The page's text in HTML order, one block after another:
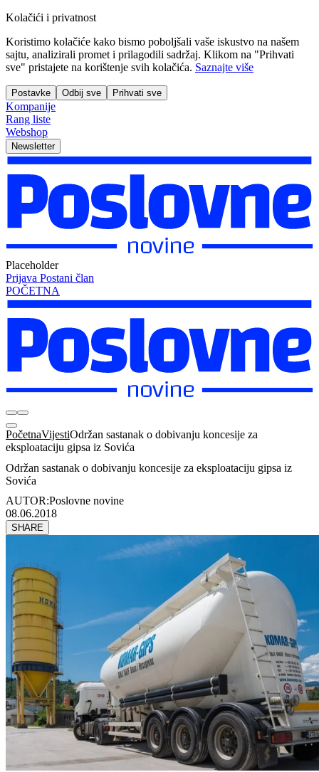
Kolačići i privatnost
Koristimo kolačiće kako bismo poboljšali vaše iskustvo na našem
sajtu, analizirali promet i prilagodili sadržaj. Klikom na "Prihvati
sve" pristajete na korištenje svih kolačića. Saznajte više
Postavke Odbij sve Prihvati sve
Kompanije
Rang liste
Webshop
Newsletter
Placeholder
Prijava Postani član
POČETNA
PočetnaVijestiOdržan sastanak o dobivanju koncesije za
eksploataciju gipsa iz Sovića
Održan sastanak o dobivanju koncesije za eksploataciju gipsa iz
Sovića
AUTOR:Poslovne novine
08.06.2018
SHARE